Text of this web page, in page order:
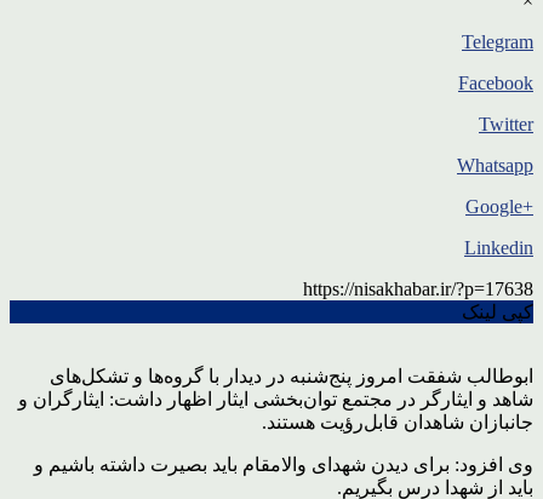
Telegram
Facebook
Twitter
Whatsapp
+Google
Linkedin
https://nisakhabar.ir/?p=17638
کپی لینک
ابوطالب شفقت امروز پنج‌شنبه در دیدار با گروه‌ها و تشکل‌های
شاهد و ایثارگر در مجتمع توان‌بخشی ایثار اظهار داشت: ایثارگران و
جانبازان شاهدان قابل‌رؤیت هستند.
وی افزود: برای دیدن شهدای والامقام باید بصیرت داشته باشیم و
باید از شهدا درس بگیریم.